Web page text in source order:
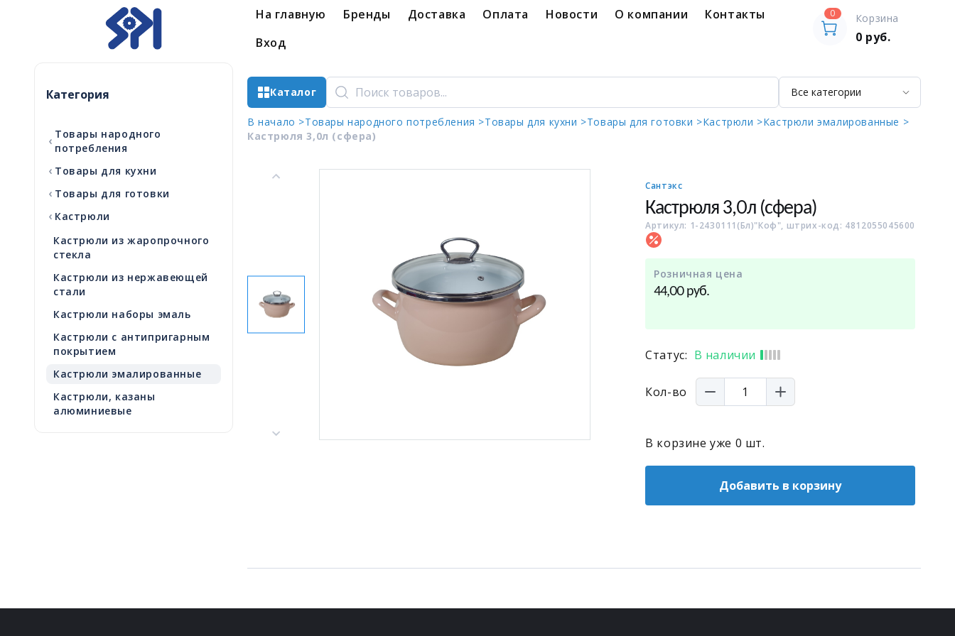
На главную Бренды Доставка Оплата Новости О компании
Контакты
Вход
0 Корзина
0 руб.
Категория
‹ Товары народного
потребления
‹ Товары для кухни
‹ Товары для готовки
‹ Кастрюли
Кастрюли из жаропрочного
стекла
Кастрюли из нержавеющей
стали
Кастрюли наборы эмаль
Кастрюли с антипригарным
покрытием
Кастрюли эмалированные
Кастрюли, казаны
алюминиевые
Каталог
В начало >Товары народного потребления >Товары для кухни >Товары для готовки >Кастрюли >Кастрюли эмалированные >
Кастрюля 3,0л (сфера)
Сантэкс
Кастрюля 3,0л (сфера)
Артикул: 1-2430111(Бл)"Коф", штрих-код: 4812055045600
Розничная цена
44,00руб.
Статус: В наличии
Кол-во
В корзине уже 0 шт.
Добавить в корзину